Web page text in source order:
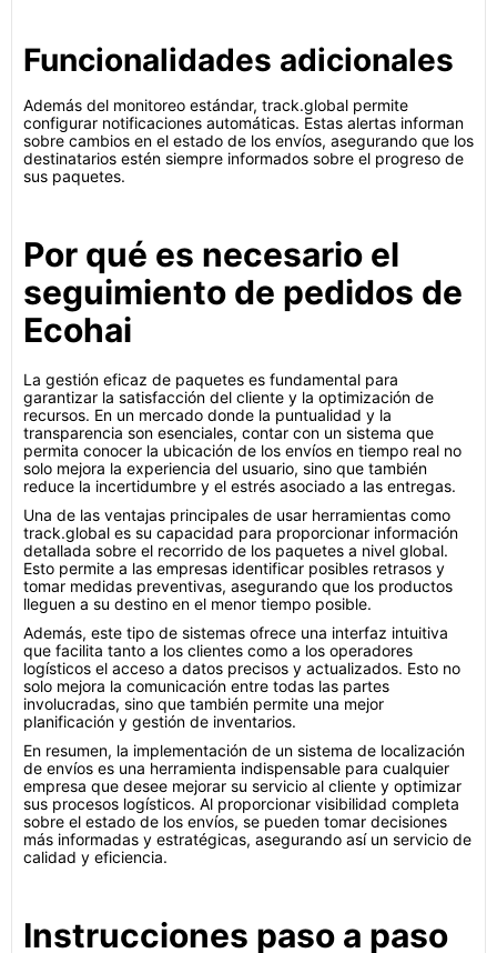
Funcionalidades adicionales
Además del monitoreo estándar, track.global permite
configurar notificaciones automáticas. Estas alertas informan
sobre cambios en el estado de los envíos, asegurando que los
destinatarios estén siempre informados sobre el progreso de
sus paquetes.
Por qué es necesario el
seguimiento de pedidos de
Ecohai
La gestión eficaz de paquetes es fundamental para
garantizar la satisfacción del cliente y la optimización de
recursos. En un mercado donde la puntualidad y la
transparencia son esenciales, contar con un sistema que
permita conocer la ubicación de los envíos en tiempo real no
solo mejora la experiencia del usuario, sino que también
reduce la incertidumbre y el estrés asociado a las entregas.
Una de las ventajas principales de usar herramientas como
track.global es su capacidad para proporcionar información
detallada sobre el recorrido de los paquetes a nivel global.
Esto permite a las empresas identificar posibles retrasos y
tomar medidas preventivas, asegurando que los productos
lleguen a su destino en el menor tiempo posible.
Además, este tipo de sistemas ofrece una interfaz intuitiva
que facilita tanto a los clientes como a los operadores
logísticos el acceso a datos precisos y actualizados. Esto no
solo mejora la comunicación entre todas las partes
involucradas, sino que también permite una mejor
planificación y gestión de inventarios.
En resumen, la implementación de un sistema de localización
de envíos es una herramienta indispensable para cualquier
empresa que desee mejorar su servicio al cliente y optimizar
sus procesos logísticos. Al proporcionar visibilidad completa
sobre el estado de los envíos, se pueden tomar decisiones
más informadas y estratégicas, asegurando así un servicio de
calidad y eficiencia.
Instrucciones paso a paso